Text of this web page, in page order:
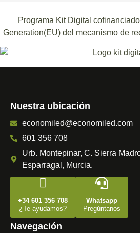
Programa Kit Digital
Generation(EU) del mecanismo de
Nuestra ubicación
economiled@economiled.com
601 356 708
Urb. Montepinar, C. Sierra
Esparragal, Murcia.
+34 601 356 708
¿Te ayudamos?
Whatsapp
Pregúntanos
Navegación